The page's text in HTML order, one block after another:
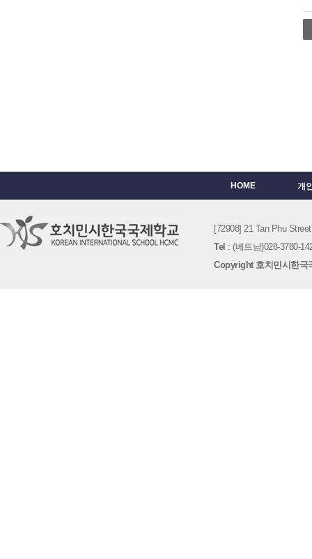
HOME 개
[72908] 21 Tan Phu
Tel : (베트남)028-3780-
Copyright 호치민시한국